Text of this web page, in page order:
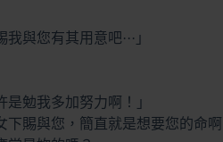
與您有其用意吧···」
勉我多加努力啊！」
賜與您，簡直就是想要您的命